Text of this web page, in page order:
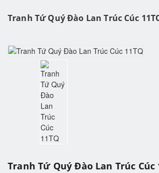
Tranh Tứ Quý Đào Lan Trúc Cúc
Tranh Tứ Quý Đào Lan Trúc Cúc